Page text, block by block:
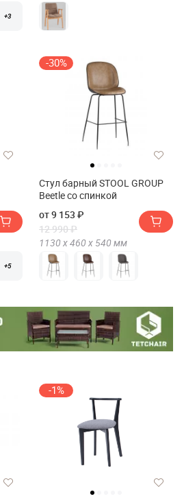
+3
+5
-30%
Стул барный STOOL GROUP
Beetle со спинкой
от 9 153 ₽
12 990 ₽
1130 х460 х 540 мм
-1%